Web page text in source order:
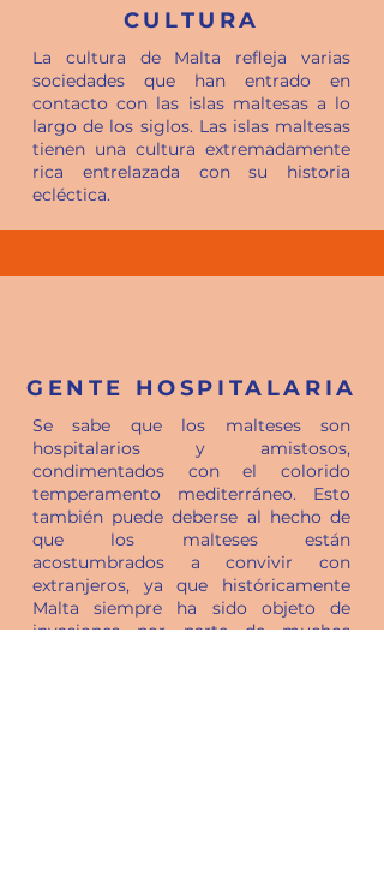
CULTURA
La cultura de Malta refleja varias
sociedades que han entrado en
contacto con las islas maltesas a lo
largo de los siglos. Las islas maltesas
tienen una cultura extremadamente
rica entrelazada con su historia
ecléctica.
GENTE HOSPITALARIA
Se sabe que los malteses son
hospitalarios y amistosos,
condimentados con el colorido
temperamento mediterráneo. Esto
también puede deberse al hecho de
que los malteses están
acostumbrados a convivir con
extranjeros, ya que históricamente
Malta siempre ha sido objeto de
invasiones por parte de muchos